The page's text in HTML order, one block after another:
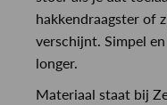
hakkendraagster of
verschijnt. Simpel
longer.
Materiaal staat bij